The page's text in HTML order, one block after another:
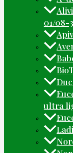
01/08-
ultra